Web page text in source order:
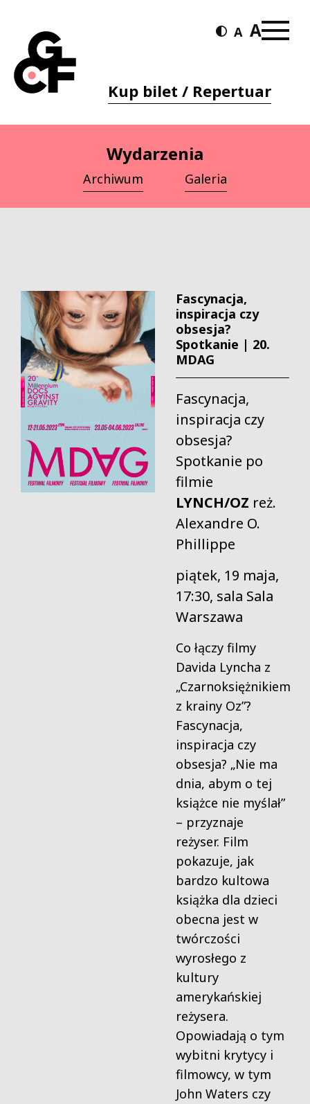
Kup bilet / Repertuar
Wydarzenia
Archiwum Galeria
Fascynacja,
inspiracja czy
obsesja?
Spotkanie | 20.
MDAG
Fascynacja,
inspiracja czy
obsesja?
Spotkanie po
filmie
LYNCH/OZ reż.
Alexandre O.
Phillippe
piątek, 19 maja,
17:30, sala Sala
Warszawa
Co łączy filmy
Davida Lyncha z
„Czarnoksiężnikiem
z krainy Oz”?
Fascynacja,
inspiracja czy
obsesja? „Nie ma
dnia, abym o tej
książce nie myślał”
– przyznaje
reżyser. Film
pokazuje, jak
bardzo kultowa
książka dla dzieci
obecna jest w
twórczości
wyrosłego z
kultury
amerykańskiej
reżysera.
Opowiadają o tym
wybitni krytycy i
filmowcy, w tym
John Waters czy